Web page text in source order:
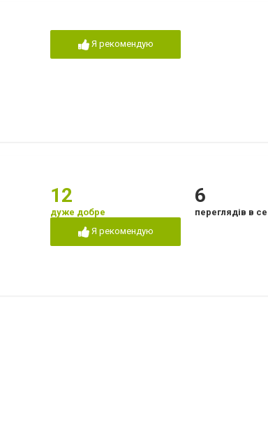
Я рекомендую
12
дуже добре
Я рекомендую
6
переглядів в